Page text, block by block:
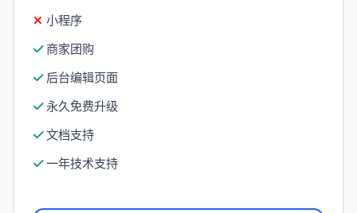
小程序
商家团购
后台编辑页面
永久免费升级
文档支持
一年技术支持